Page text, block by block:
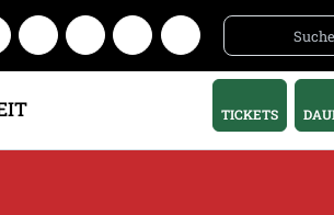
TICKETS